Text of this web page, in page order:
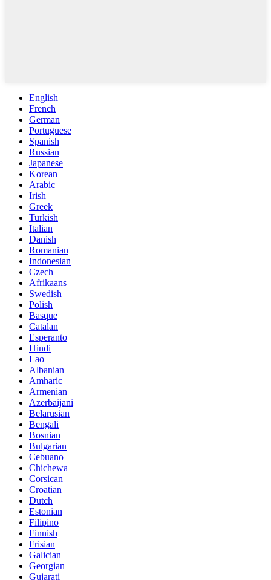
English
French
German
Portuguese
Spanish
Russian
Japanese
Korean
Arabic
Irish
Greek
Turkish
Italian
Danish
Romanian
Indonesian
Czech
Afrikaans
Swedish
Polish
Basque
Catalan
Esperanto
Hindi
Lao
Albanian
Amharic
Armenian
Azerbaijani
Belarusian
Bengali
Bosnian
Bulgarian
Cebuano
Chichewa
Corsican
Croatian
Dutch
Estonian
Filipino
Finnish
Frisian
Galician
Georgian
Gujarati